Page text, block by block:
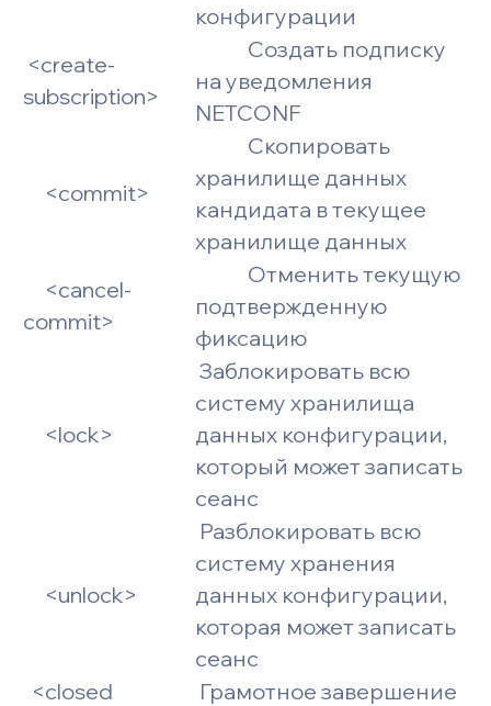
конфигурации
<create-
subscription>
Создать подписку
на уведомления
NETCONF
<commit>
Скопировать
хранилище данных
кандидата в текущее
хранилище данных
<cancel-
commit>
Отменить текущую
подтвержденную
фиксацию
<lock>
Заблокировать всю
систему хранилища
данных конфигурации,
который может записать
сеанс
<unlock>
Разблокировать всю
систему хранения
данных конфигурации,
которая может записать
сеанс
<closed
Грамотное завершение